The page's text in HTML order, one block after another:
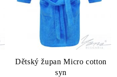
Dětský župan Micro cotton
syn